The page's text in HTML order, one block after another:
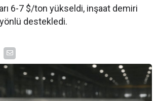
6-7 $/ton yükseldi, inşaat demiri
yönlü destekledi.